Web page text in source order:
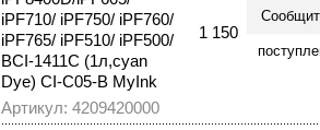
iPF710/ iPF750/ iPF760/
iPF765/ iPF510/ iPF500/
BCI-1411C (1л,cyan
Dye) CI-C05-B MyInk
Артикул: 4209420000
1 150